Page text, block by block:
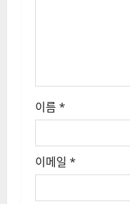
이름 *
이메일 *